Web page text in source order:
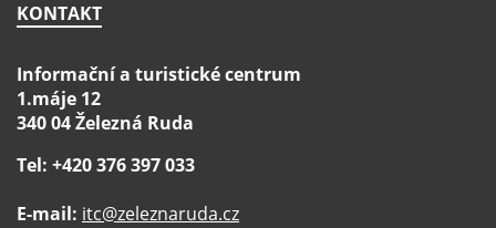
KONTAKT
Informační a turistické centrum
1.máje 12
340 04 Železná Ruda
Tel: +420 376 397 033
E-mail: itc@zeleznaruda.cz